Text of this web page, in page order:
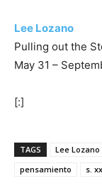
Lee Lozano
Pulling out the
May 31 –
[:]
TAGS Lee Lozano
pensamiento
s. xx